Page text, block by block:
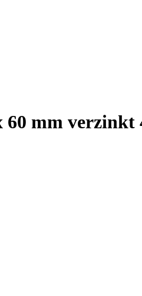
60 mm verzinkt